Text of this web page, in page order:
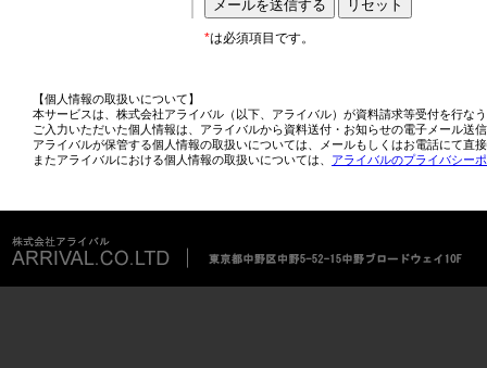
*は必須項目です。
【個人情報の取扱いについて】
本サービスは、株式会社アライバル（以下、アライバル）が資料請求等受付を行な
ご入力いただいた個人情報は、アライバルから資料送付・お知らせの電子メール送
アライバルが保管する個人情報の取扱いについては、メールもしくはお電話にて直
またアライバルにおける個人情報の取扱いについては、 アライバルのプライバシー